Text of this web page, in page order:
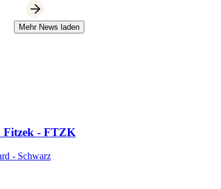
Mehr News laden
Fitzek - FTZK
- Schwarz